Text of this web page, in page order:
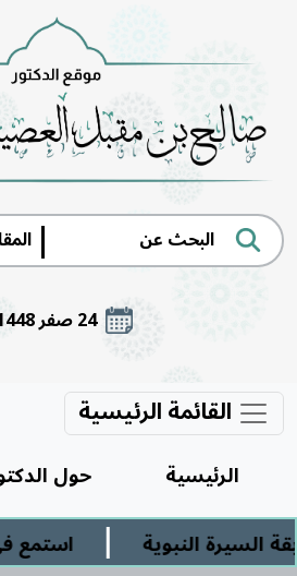
|
24 صفر 1448 هـ
القائمة الرئيسية
الرئيسية حول
النبوية
| استمع في